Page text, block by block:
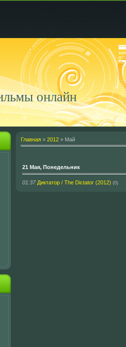
онлайн
Главная » 2012 » Май
21 Мая, Понедельник
01:37 Диктатор / The Dictator (2012) (0)